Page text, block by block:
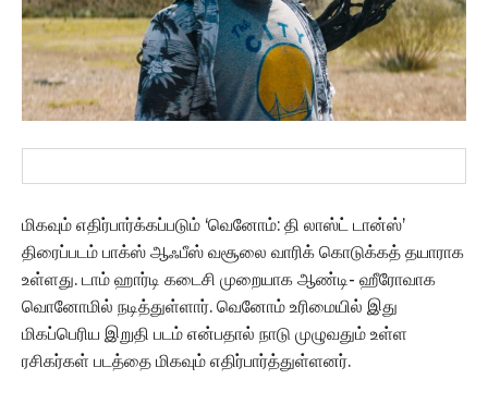
மிகவும் எதிர்பார்க்கப்படும் ‘வெனோம்: தி லாஸ்ட் டான்ஸ்’
திரைப்படம் பாக்ஸ் ஆஃபீஸ் வசூலை வாரிக் கொடுக்கத் தயாராக
உள்ளது. டாம் ஹார்டி கடைசி முறையாக ஆண்டி- ஹீரோவாக
வொனோமில் நடித்துள்ளார். வெனோம் உரிமையில் இது
மிகப்பெரிய இறுதி படம் என்பதால் நாடு முழுவதும் உள்ள
ரசிகர்கள் படத்தை மிகவும் எதிர்பார்த்துள்ளனர்.